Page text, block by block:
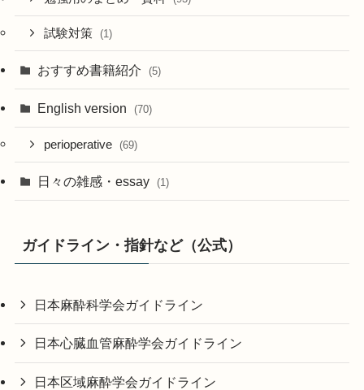
試験対策 (1)
おすすめ書籍紹介 (5)
English version (70)
perioperative (69)
日々の雑感・essay (1)
ガイドライン・指針など（公式）
日本麻酔科学会ガイドライン
日本心臓血管麻酔学会ガイドライン
日本区域麻酔学会ガイドライン